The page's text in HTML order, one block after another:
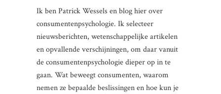
Ik ben Patrick Wessels en blog hier over
consumentenpsychologie. Ik selecteer
nieuwsberichten, wetenschappelijke artikelen
en opvallende verschijningen, om daar vanuit
de consumentenpsychologie dieper op in te
gaan. Wat beweegt consumenten, waarom
nemen ze bepaalde beslissingen en hoe kun je